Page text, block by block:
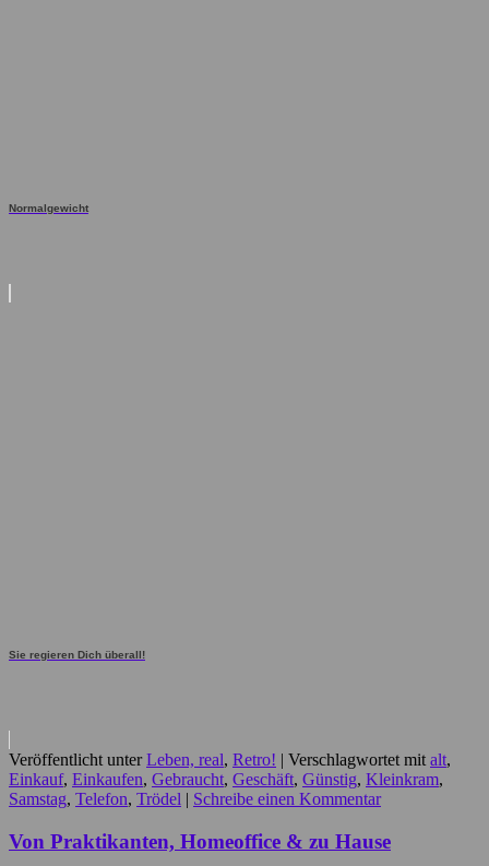
Normalgewicht
Sie regieren Dich überall!
Veröffentlicht unter Leben, real, Retro! | Verschlagwortet mit alt,
Einkauf, Einkaufen, Gebraucht, Geschäft, Günstig, Kleinkram,
Samstag, Telefon, Trödel | Schreibe einen Kommentar
Von Praktikanten, Homeoffice & zu Hause